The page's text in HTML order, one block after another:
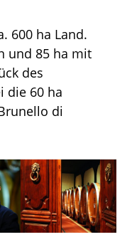
600 ha Land.
und 85 ha mit
des
die 60 ha
di